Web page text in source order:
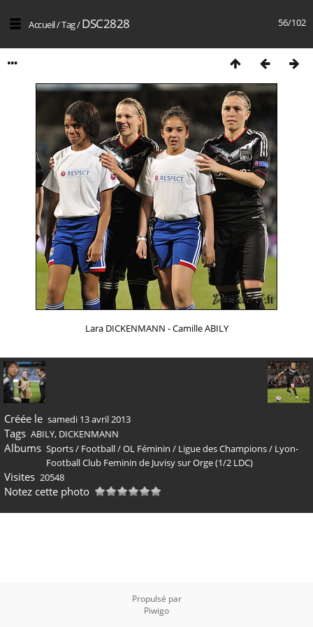
56/102
Accueil/Tag/DSC2828
Lara DICKENMANN - Camille ABILY
Créée le samedi 13 avril 2013
Tags ABILY, DICKENMANN
Albums Sports/ Football/OL Féminin / Ligue des Champions/ Lyon-
Football Club Feminin de Juvisy sur Orge (1/2 LDC)
Visites 20548
Notez cette photo
Propulsé par
Piwigo